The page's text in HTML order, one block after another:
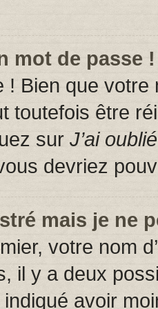
mot de passe !
! Bien que
toutefois être
sur J’ai
devriez
mais je ne
votre nom
il y a deux
avoir